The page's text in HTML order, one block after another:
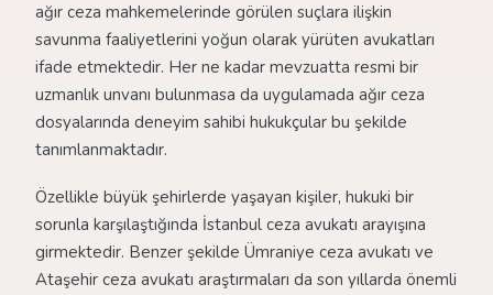
ağır ceza mahkemelerinde görülen suçlara ilişkin
savunma faaliyetlerini yoğun olarak yürüten avukatları
ifade etmektedir. Her ne kadar mevzuatta resmi bir
uzmanlık unvanı bulunmasa da uygulamada ağır ceza
dosyalarında deneyim sahibi hukukçular bu şekilde
tanımlanmaktadır.
Özellikle büyük şehirlerde yaşayan kişiler, hukuki bir
sorunla karşılaştığında İstanbul ceza avukatı arayışına
girmektedir. Benzer şekilde Ümraniye ceza avukatı ve
Ataşehir ceza avukatı araştırmaları da son yıllarda önemli